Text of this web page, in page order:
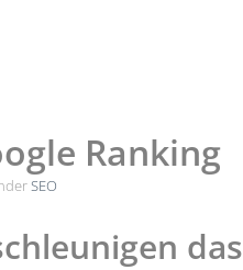
Ranking
SEO
das